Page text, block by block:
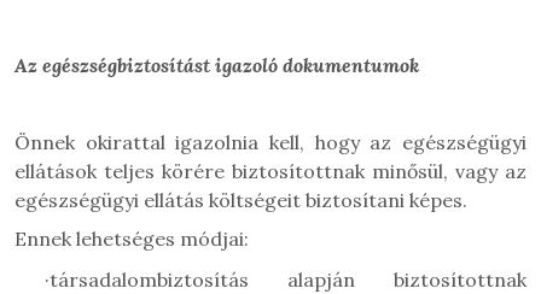
Az egészségbiztosítást igazoló dokumentumok
Önnek okirattal igazolnia kell, hogy az egészségügyi
ellátások teljes körére biztosítottnak minősül, vagy az
egészségügyi ellátás költségeit biztosítani képes.
Ennek lehetséges módjai:
·társadalombiztosítás alapján biztosítottnak